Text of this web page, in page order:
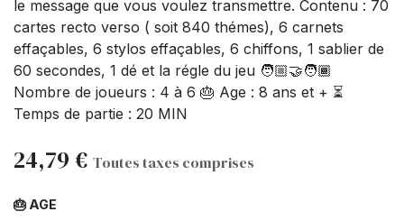
le message que vous voulez transmettre. Contenu : 70
cartes recto verso ( soit 840 thémes), 6 carnets
effaçables, 6 stylos effaçables, 6 chiffons, 1 sablier de
60 secondes, 1 dé et la régle du jeu 🧑🏼‍🤝‍🧑🏾
Nombre de joueurs : 4 à 6 🎂 Age : 8 ans et + ⏳
Temps de partie : 20 MIN
24,79 € Toutes taxes comprises
🎂 AGE